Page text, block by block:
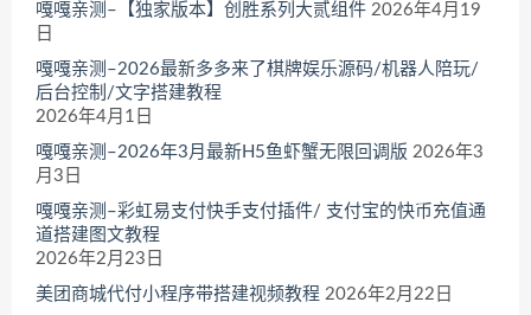
嘎嘎亲测–【独家版本】创胜系列大贰组件 2026年4月19
日
嘎嘎亲测–2026最新多多来了棋牌娱乐源码/机器人陪玩/
后台控制/文字搭建教程
2026年4月1日
嘎嘎亲测–2026年3月最新H5鱼虾蟹无限回调版 2026年3
月3日
嘎嘎亲测–彩虹易支付快手支付插件/ 支付宝的快币充值通
道搭建图文教程
2026年2月23日
美团商城代付小程序带搭建视频教程 2026年2月22日